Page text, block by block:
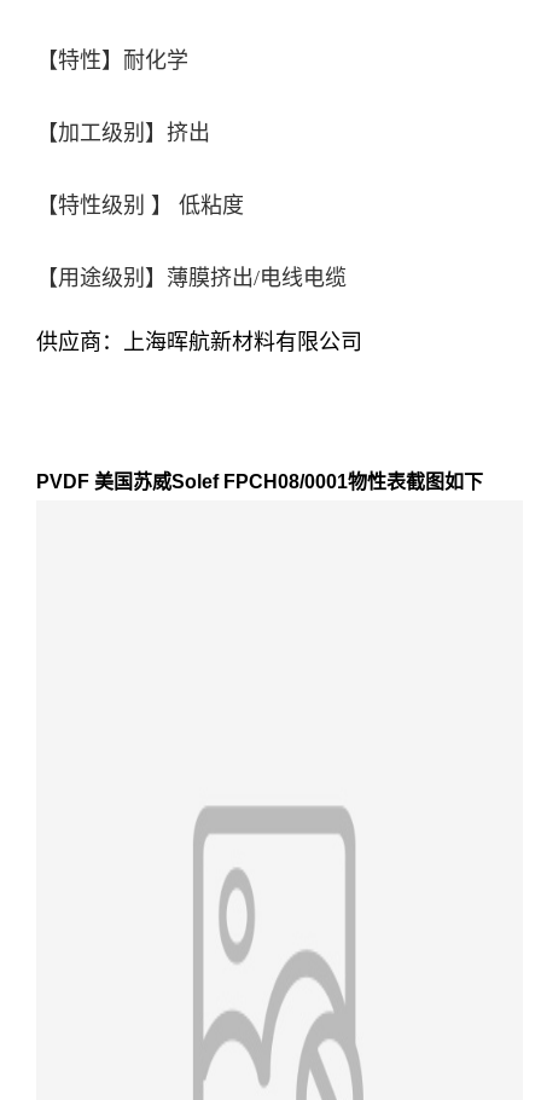
【特性】耐化学
【加工级别】挤出
【特性级别 】 低粘度
【用途级别】薄膜挤出/电线电缆
供应商：上海晖航新材料有限公司
PVDF 美国苏威Solef FPCH08/0001物性表截图如下